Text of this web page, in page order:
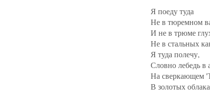
Я поеду туда
Не в тюремном
И не в трюме
Не в стальных
Я туда полечу,
Словно лебедь в
На сверкающем
В золотых